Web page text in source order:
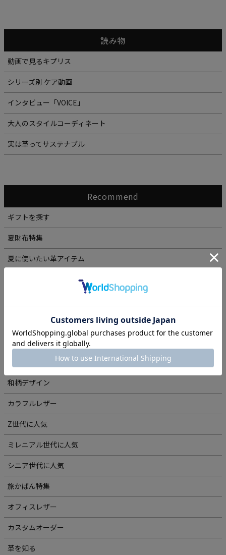
読み物
動画で見るキプリス
シリーズ別 ケア動画
インタビュー「VOICE」
大人のスタイルコーディネート
実は革ってサステナブル
Recommend
ギフトを探す
夏財布特集
夏に使いたい革アイテム
旅鞄・レザーグッズ特集
コンパクト財布・小銭入れ特集
夏・梅雨におすすめアイテム
和柄デザイン
カラフルレザー
Z世代に人気
ミレニアル世代に人気
シニア世代に人気
旅かばん特集
オフィスレザー
カスタムオーダー
革を知る